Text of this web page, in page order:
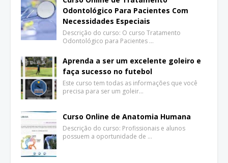
Odontológico Para Pacientes Com
Necessidades Especiais
Descrição do curso: O curso Tratamento
Odontológico para Pacientes …
Aprenda a ser um excelente goleiro e
faça sucesso no futebol
Este curso tem todas as informações que você
precisa para ser um goleir…
Curso Online de Anatomia Humana
Descrição do curso: Profissionais e alunos
possuem a oportunidade de …